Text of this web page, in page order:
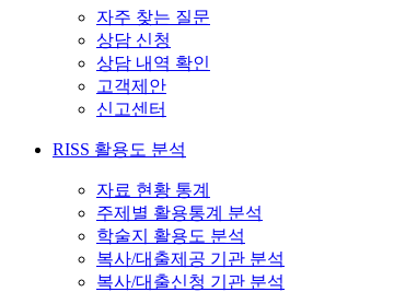
자주 찾는 질문
상담 신청
상담 내역 확인
고객제안
신고센터
RISS 활용도 분석
자료 현황 통계
주제별 활용통계 분석
학술지 활용도 분석
복사/대출제공 기관 분석
복사/대출신청 기관 분석